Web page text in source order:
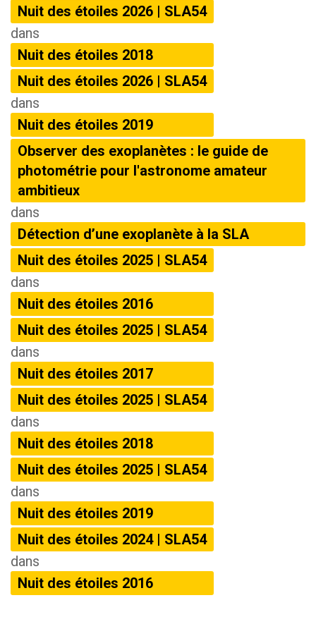
Nuit des étoiles 2026 | SLA54
dans
Nuit des étoiles 2018
Nuit des étoiles 2026 | SLA54
dans
Nuit des étoiles 2019
Observer des exoplanètes : le guide de
photométrie pour l'astronome amateur
ambitieux
dans
Détection d’une exoplanète à la SLA
Nuit des étoiles 2025 | SLA54
dans
Nuit des étoiles 2016
Nuit des étoiles 2025 | SLA54
dans
Nuit des étoiles 2017
Nuit des étoiles 2025 | SLA54
dans
Nuit des étoiles 2018
Nuit des étoiles 2025 | SLA54
dans
Nuit des étoiles 2019
Nuit des étoiles 2024 | SLA54
dans
Nuit des étoiles 2016